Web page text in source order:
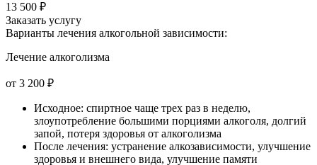
13 500 ₽
Заказать услугу
Варианты лечения алкогольной зависимости:
Лечение алкоголизма
от 3 200 ₽
Исходное: спиртное чаще трех раз в неделю,
злоупотребление большими порциями алкоголя, долгий
запой, потеря здоровья от алкоголизма
После лечения: устранение алкозависимости, улучшение
здоровья и внешнего вида, улучшение памяти